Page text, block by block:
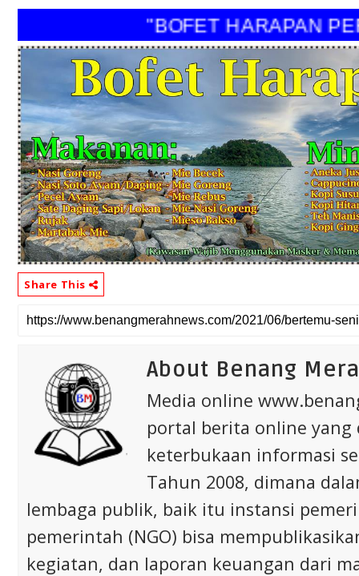
"BOFET HARAPAN PERI"
Share This
About Benang
Media online
portal berita online
keterbukaan informasi
Tahun 2008, dimana
lembaga publik, baik itu instansi
pemerintah (NGO) bisa
kegiatan, dan laporan keuangan dari